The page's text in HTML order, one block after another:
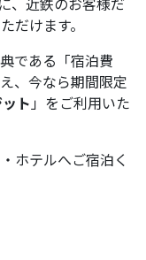
だけます。
である「宿泊費
、今なら期間限定
ト」をご利用いた
ホテルへご宿泊く